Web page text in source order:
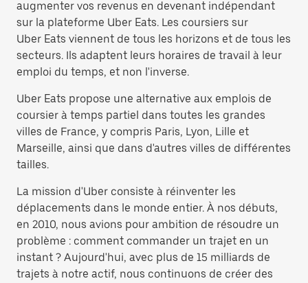
augmenter vos revenus en devenant indépendant
sur la plateforme Uber Eats. Les coursiers sur
Uber Eats viennent de tous les horizons et de tous les
secteurs. Ils adaptent leurs horaires de travail à leur
emploi du temps, et non l'inverse.
Uber Eats propose une alternative aux emplois de
coursier à temps partiel dans toutes les grandes
villes de France, y compris Paris, Lyon, Lille et
Marseille, ainsi que dans d'autres villes de différentes
tailles.
La mission d'Uber consiste à réinventer les
déplacements dans le monde entier. À nos débuts,
en 2010, nous avions pour ambition de résoudre un
problème : comment commander un trajet en un
instant ? Aujourd'hui, avec plus de 15 milliards de
trajets à notre actif, nous continuons de créer des